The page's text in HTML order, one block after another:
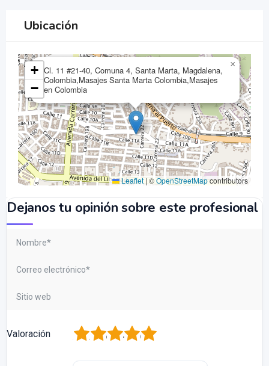
Ubicación
Cl. 11 #21-40, Comuna 4, Santa Marta, Magdalena,
Colombia,Masajes Santa Marta Colombia,Masajes
en Colombia
×
+
−
Leaflet|©OpenStreetMapcontributors
Dejanos tu opinión sobre este profesional
Valoración 5
4
3
2